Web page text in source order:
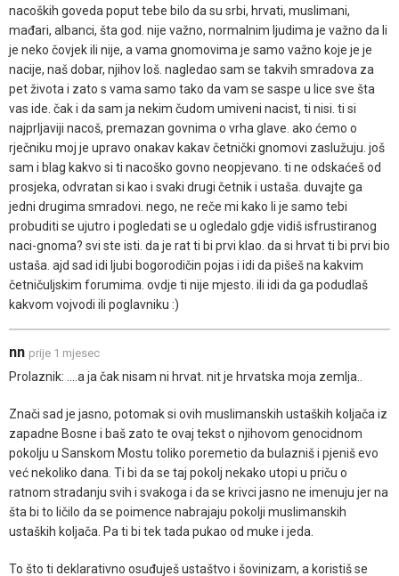
nacoških goveda poput tebe bilo da su srbi, hrvati, muslimani,
mađari, albanci, šta god. nije važno, normalnim ljudima je važno da li
je neko čovjek ili nije, a vama gnomovima je samo važno koje je je
nacije, naš dobar, njihov loš. nagledao sam se takvih smradova za
pet života i zato s vama samo tako da vam se saspe u lice sve šta
vas ide. čak i da sam ja nekim čudom umiveni nacist, ti nisi. ti si
najprljaviji nacoš, premazan govnima o vrha glave. ako ćemo o
rječniku moj je upravo onakav kakav četnički gnomovi zaslužuju. još
sam i blag kakvo si ti nacoško govno neopjevano. ti ne odskaćeš od
prosjeka, odvratan si kao i svaki drugi četnik i ustaša. duvajte ga
jedni drugima smradovi. nego, ne reče mi kako li je samo tebi
probuditi se ujutro i pogledati se u ogledalo gdje vidiš isfrustiranog
naci-gnoma? svi ste isti. da je rat ti bi prvi klao. da si hrvat ti bi prvi bio
ustaša. ajd sad idi ljubi bogorodičin pojas i idi da pišeš na kakvim
četničuljskim forumima. ovdje ti nije mjesto. ili idi da ga podudlaš
kakvom vojvodi ili poglavniku :)
nn prije 1 mjesec
Prolaznik: ....a ja čak nisam ni hrvat. nit je hrvatska moja zemlja..
Znači sad je jasno, potomak si ovih muslimanskih ustaških koljača iz
zapadne Bosne i baš zato te ovaj tekst o njihovom genocidnom
pokolju u Sanskom Mostu toliko poremetio da bulazniš i pjeniš evo
već nekoliko dana. Ti bi da se taj pokolj nekako utopi u priču o
ratnom stradanju svih i svakoga i da se krivci jasno ne imenuju jer na
šta bi to ličilo da se poimence nabrajaju pokolji muslimanskih
ustaških koljača. Pa ti bi tek tada pukao od muke i jeda.
To što ti deklarativno osuđuješ ustaštvo i šovinizam, a koristiš se